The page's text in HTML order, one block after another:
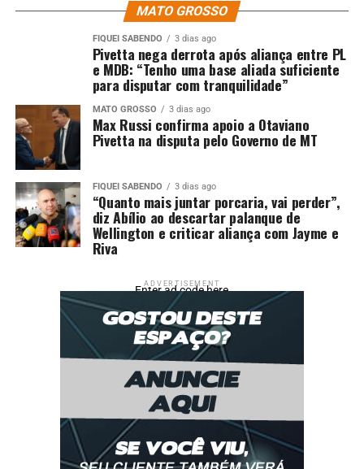
favoreceram o excelente desempenho da lavoura estão o
trabalho em equipe aliado à assistência técnica de
qualidade, o uso de agricultura de precisão e a proteção
eficaz das plantas. Soma-se a isso o capricho na
execução dos manejos e a aplicação rigorosa do
conhecimento técnico e prático no dia a dia da
propriedade.
Fonte: Canal Rural
Comentários
RELATED TOPICS: AGRICULTURA
CONQUISTA
DESTAQUE
NACIONAL PELO PREMIAÇÃO
PROMOVIDA
SUL
Tocantins iniciará vazio sanitário da soja para combater
Soja: Chicago busca correção técnica e se firma em
alta; semana é negativa
MATO GROSSO
FIQUEI SABENDO 3 dias ago
Pivetta nega derrota após aliança entre PL
e MDB: “Tenho uma base aliada suficiente
para disputar com tranquilidade”
MATO GROSSO 3 dias ago
Max Russi confirma apoio a Otaviano
Pivetta na disputa pelo Governo de MT
FIQUEI SABENDO 3 dias ago
“Quanto mais juntar porcaria, vai perder”,
diz Abílio ao descartar palanque de
Wellington e criticar aliança com Jayme e
Riva
ADVERTISEMENT
Enter ad code here